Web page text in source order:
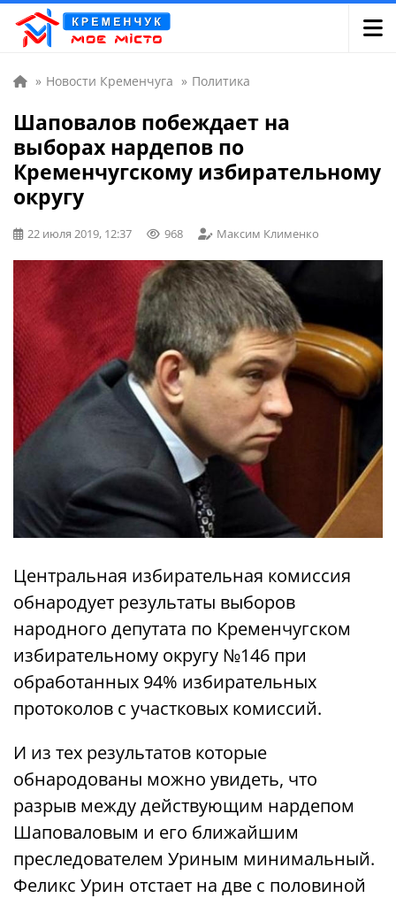
» Новости Кременчуга » Политика
Шаповалов побеждает на
выборах нардепов по
Кременчугскому избирательному
округу
22 июля 2019, 12:37 968 Максим Клименко
Центральная избирательная комиссия
обнародует результаты выборов
народного депутата по Кременчугском
избирательному округу №146 при
обработанных 94% избирательных
протоколов с участковых комиссий.
И из тех результатов которые
обнародованы можно увидеть, что
разрыв между действующим нардепом
Шаповаловым и его ближайшим
преследователем Уриным минимальный.
Феликс Урин отстает на две с половиной